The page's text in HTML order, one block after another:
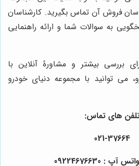
فروش آن تماس بگیرید. کارشناسان
به سوالات شما و ارائه راهنمایی
بررسی بیشتر و مشاورۀ آنلاین با
می توانید با مجموعه دنیای خودرو
های تماس:
021-37664
: 09224676630